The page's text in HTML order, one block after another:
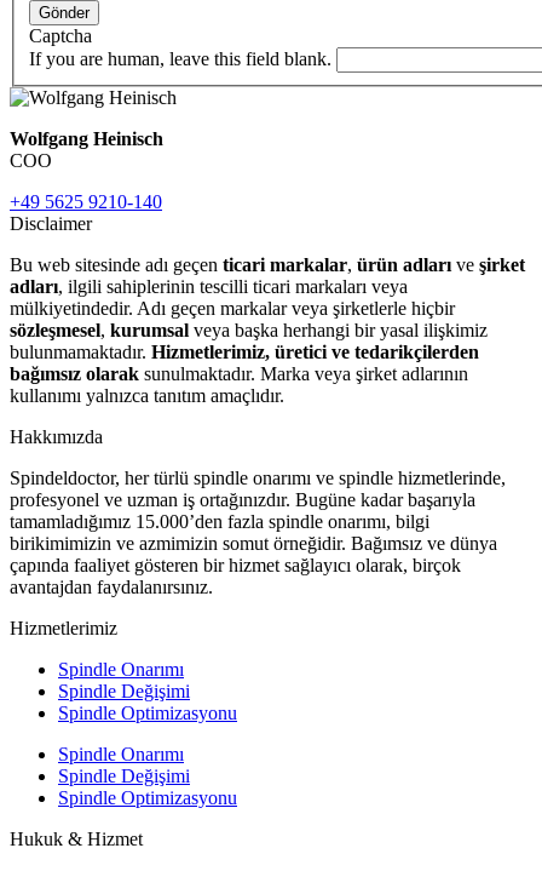
Gönder
Captcha
If you are human, leave this field blank.
Wolfgang Heinisch
COO
+49 5625 9210-140
Disclaimer
Bu web sitesinde adı geçen ticari markalar, ürün adları ve şirket
adları, ilgili sahiplerinin tescilli ticari markaları veya
mülkiyetindedir. Adı geçen markalar veya şirketlerle hiçbir
sözleşmesel, kurumsal veya başka herhangi bir yasal ilişkimiz
bulunmamaktadır. Hizmetlerimiz, üretici ve tedarikçilerden
bağımsız olarak sunulmaktadır. Marka veya şirket adlarının
kullanımı yalnızca tanıtım amaçlıdır.
Hakkımızda
Spindeldoctor, her türlü spindle onarımı ve spindle hizmetlerinde,
profesyonel ve uzman iş ortağınızdır. Bugüne kadar başarıyla
tamamladığımız 15.000’den fazla spindle onarımı, bilgi
birikimimizin ve azmimizin somut örneğidir. Bağımsız ve dünya
çapında faaliyet gösteren bir hizmet sağlayıcı olarak, birçok
avantajdan faydalanırsınız.
Hizmetlerimiz
Spindle Onarımı
Spindle Değişimi
Spindle Optimizasyonu
Spindle Onarımı
Spindle Değişimi
Spindle Optimizasyonu
Hukuk & Hizmet